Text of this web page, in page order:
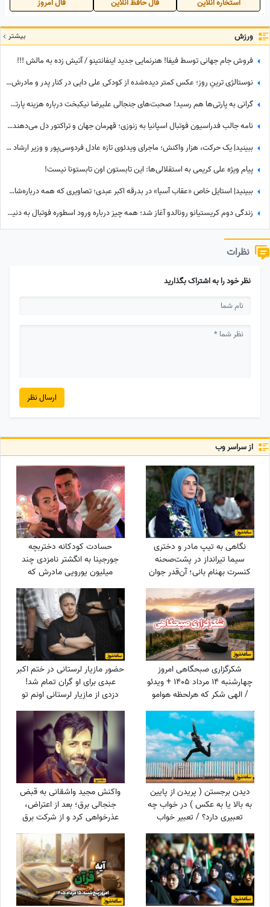
استخاره آنلاین فال حافظ آنلاین فال امروز
ورزش بیشتر
فروش جام جهانی توسط فیفا! هنرنمایی جدید اینفانتینو / آتیش زده به مالش !!!
نوستالژی ترینِ روز؛ عکس کمتر دیده‌شده از کودکی علی دایی در کنار پدر و مادرش؛ سفری که خاطره شد
گرانی به پارتی‌ها هم رسید! صحبت‌های جنجالی علیرضا نیکبخت درباره هزینه‌ پارتی‌های شبانه+فیلم
نامه جالب فدراسیون فوتبال اسپانیا به زنوزی؛ قهرمان جهان و تراکتور دل می‌دهند و قلوه می‌گیرند!
ببینید| یک حرکت، هزار واکنش؛ ماجرای ویدئوی تازه عادل فردوسی‌پور و وزیر ارشاد در مراسم ختم اکبر عبدی چیست؟
پیام ویژه علی کریمی به استقلالی‌ها: این تابستون اون تابستونا نیست!
ببینید| استایل خاص «عقاب آسیا» در بدرقه اکبر عبدی؛ تصاویری که همه درباره‌شان صحبت می‌کنند
زندگی دوم کریستیانو رونالدو آغاز شد؛ همه چیز درباره ورود اسطوره فوتبال به دنیای سینما
نظرات
نظر خود را به اشتراک بگذارید
ارسال نظر
از سراسر وب
نگاهی به تیپ مادر و دختری
سیما تیرانداز در پشت‌صحنه
کنسرت بهنام بانی؛ آن‌قدر جوان
که همه گفتند خواهرش است! +
عکس
حسادت کودکانه دختربچه
جورجینا به انگشتر نامزدی چند
میلیون یورویی مادرش که
رونالدو به او هدیه داده بود!
شکرگزاری صبحگاهی امروز
چهارشنبه 14 مرداد 1405 + ویدئو
/ الهی شکر که هرلحظه هوامو
داشتی؛ حتی لحظاتی که خودم
خودمو فراموش کرده بودم
حضور مازیار لرستانی در ختم اکبر
عبدی برای او گران تمام شد!
دزدی از مازیار لرستانی اونم تو
روز روشن!
دیدن برجستن ( پریدن از پایین
به بالا یا به عکس ) در خواب چه
تعبیری دارد؟ / تعبیر خواب
برجستن
واکنش مجید واشقانی به قبض
جنجالی برق؛ بعد از اعتراض،
عذرخواهی کرد و از شرکت برق
تشکر کرد